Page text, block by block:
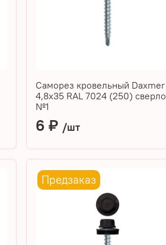
Саморез кровельный Daxmer
4,8х35 RAL 7024 (250) сверло
№1
6 ₽ /шт
Предзаказ